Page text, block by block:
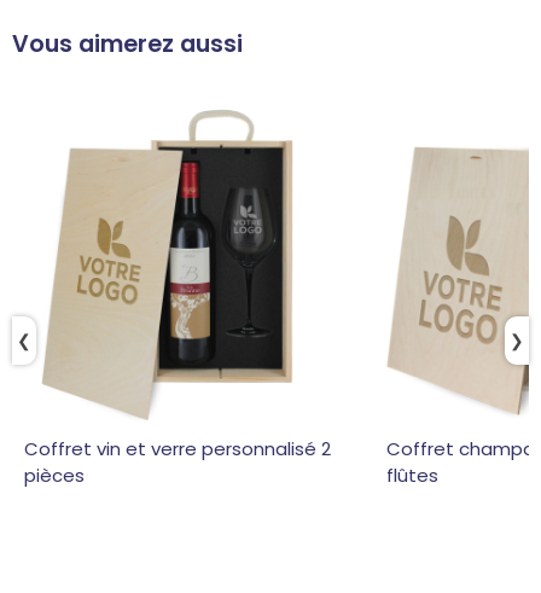
Vous aimerez aussi
Coffret vin et verre personnalisé 2
pièces
Coffret
flûtes
❯
❮